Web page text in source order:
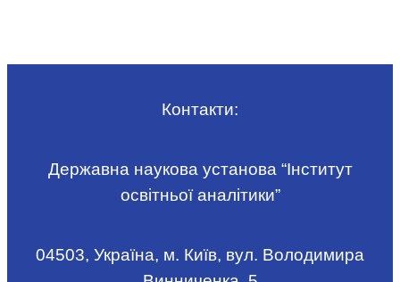
Контакти:
Державна наукова установа “Інститут
освітньої аналітики”
04503, Україна, м. Київ, вул. Володимира